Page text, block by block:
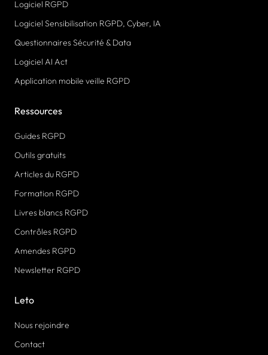
Logiciel RGPD
Logiciel Sensibilisation RGPD, Cyber, IA
Questionnaires Sécurité & Data
Logiciel AI Act
Application mobile veille RGPD
Ressources
Guides RGPD
Outils gratuits
Articles du RGPD
Formation RGPD
Livres blancs RGPD
Contrôles RGPD
Amendes RGPD
Newsletter RGPD
Leto
Nous rejoindre
Contact